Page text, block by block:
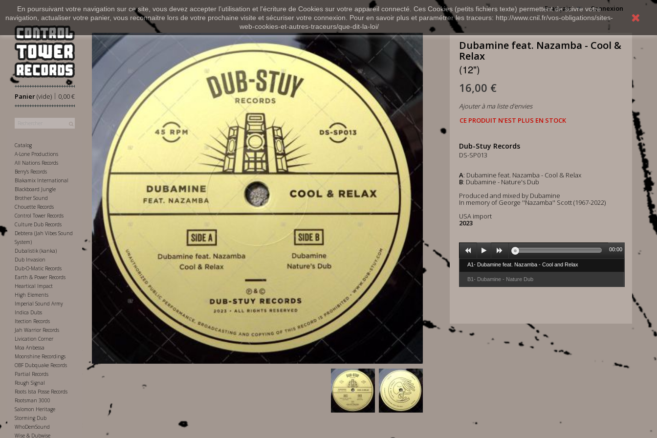
En poursuivant votre navigation sur ce site, vous devez accepter l’utilisation et l'écriture de Cookies sur votre appareil connecté. Ces Cookies (petits fichiers texte) permettent de suivre votre
navigation, actualiser votre panier, vous reconnaitre lors de votre prochaine visite et sécuriser votre connexion. Pour en savoir plus et paramétrer les traceurs: http://www.cnil.fr/vos-obligations/sites-
web-cookies-et-autres-traceurs/que-dit-la-loi/
Connexion
Français
Panier 0,00 €
|
(vide)
Catalog
A-Lone Productions
All Nations Records
Berry's Records
Blakamix International
Blackboard Jungle
Brother Sound
Chouette Records
Control Tower Records
Culture Dub Records
Debtera (Jah Vibes Sound
System)
Dubalistik (kanka)
Dub Invasion
Dub-O-Matic Records
Earth & Power Records
Heartical Impact
High Elements
Imperial Sound Army
Indica Dubs
Itection Records
Jah Warrior Records
Livication Corner
Moa Anbessa
Moonshine Recordings
OBF Dubquake Records
Partial Records
Rough Signal
Roots Ista Posse Records
Rootsman 3000
Salomon Heritage
Storming Dub
WhoDemSound
Wise & Dubwise
Dubamine feat. Nazamba - Cool &
Relax
(12")
16,00 €
Ajouter à ma liste d'envies
CE PRODUIT N'EST PLUS EN STOCK
Dub-Stuy Records
DS-SP013
A: Dubamine feat. Nazamba - Cool & Relax
B: Dubamine - Nature's Dub
Produced and mixed by Dubamine
In memory of George ''Nazamba'' Scott (1967-2022)
USA import
2023
A1- Dubamine feat. Nazamba - Cool and Relax
B1- Dubamine - Nature Dub
00:00